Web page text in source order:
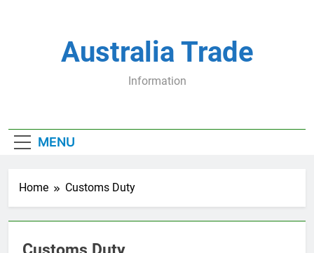
Australia Trade
Information
MENU
Home Customs Duty